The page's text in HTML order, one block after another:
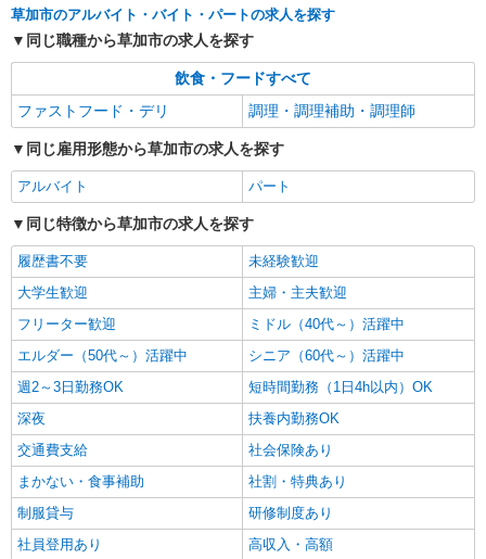
草加市のアルバイト・バイト・パートの求人を探す
同じ職種から草加市の求人を探す
飲食・フードすべて
ファストフード・デリ
調理・調理補助・調理師
同じ雇用形態から草加市の求人を探す
アルバイト パート
同じ特徴から草加市の求人を探す
履歴書不要
未経験歓迎
大学生歓迎
主婦・主夫歓迎
フリーター歓迎
ミドル（40代～）活躍中
エルダー（50代～）活躍中
シニア（60代～）活躍中
週2～3日勤務OK
短時間勤務（1日4h以内）OK
深夜
扶養内勤務OK
交通費支給
社会保険あり
まかない・食事補助
社割・特典あり
制服貸与
研修制度あり
社員登用あり
高収入・高額